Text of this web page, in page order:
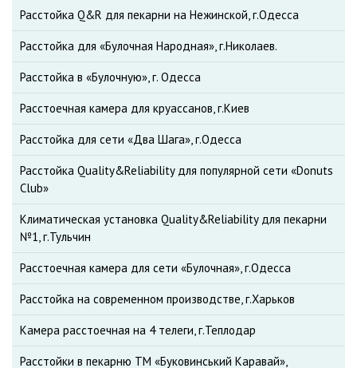
Расстойка Q&R для пекарни на Нежинской, г.Одесса
Расстойка для «Булочная Народная», г.Николаев.
Расстойка в «Булочную», г. Одесса
Расстоечная камера для круассанов, г.Киев
Расстойка для сети «Два Шага», г.Одесса
Расстойка Quality&Reliability для популярной сети «Donuts
Club»
Климатическая установка Quality&Reliability для пекарни
№1, г.Тульчин
Расстоечная камера для сети «Булочная», г.Одесса
Расстойка на современном производстве, г.Харьков
Камера расстоечная на 4 телеги, г.Теплодар
Расстойки в пекарню ТМ «Буковинський Каравай»,